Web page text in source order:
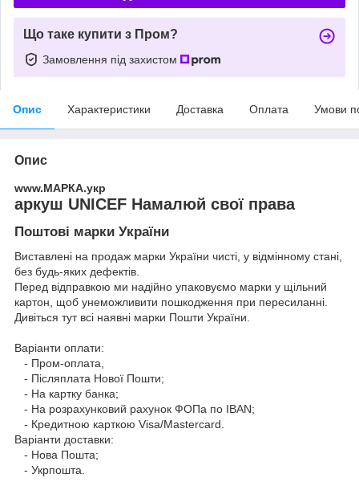
Що таке купити з Пром?
Замовлення під захистом
Опис Характеристики Доставка Оплата Умови
Опис
www.МАРКА.укр
аркуш UNІCEF Намалюй свої права
Поштові марки України
Виставлені на продаж марки України чисті, у відмінному стані,
без будь-яких дефектів.
Перед відправкою ми надійно упаковуємо марки у щільний
картон, щоб унеможливити пошкодження при пересиланні.
Дивіться тут всі наявні марки Пошти України.
Варіанти оплати:
- Пром-оплата,
- Післяплата Нової Пошти;
- На картку банка;
- На розрахунковий рахунок ФОПа по IBAN;
- Кредитною карткою Visa/Mastercard.
Варіанти доставки:
- Нова Пошта;
- Укрпошта.